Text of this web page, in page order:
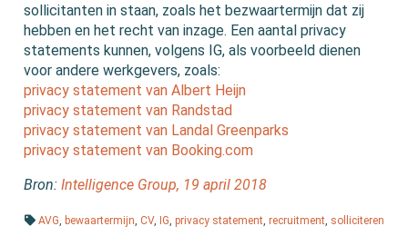
sollicitanten in staan, zoals het bezwaartermijn dat zij
hebben en het recht van inzage. Een aantal privacy
statements kunnen, volgens IG, als voorbeeld dienen
voor andere werkgevers, zoals:
privacy statement van Albert Heijn
privacy statement van Randstad
privacy statement van Landal Greenparks
privacy statement van Booking.com
Bron:Intelligence Group, 19 april 2018
AVG, bewaartermijn, CV, IG, privacy statement, recruitment, solliciteren